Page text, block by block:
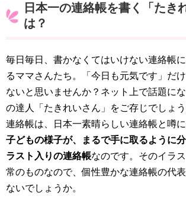
日本一の連絡帳を書く「たき
は？
毎日毎日、書かなくてはいけない連絡帳
るママさんたち。「今日も元気です」だ
ないと思いませんか？ネット上で話題に
の達人「たきれいさん」をご存じでしょ
連絡帳は、日本一素晴らしい連絡帳と噂に
子どもの様子が、まるで手に取るように
ラスト入りの連絡帳なのです。そのイラ
常のものなので、個性豊かな連絡帳の代
ないでしょうか。